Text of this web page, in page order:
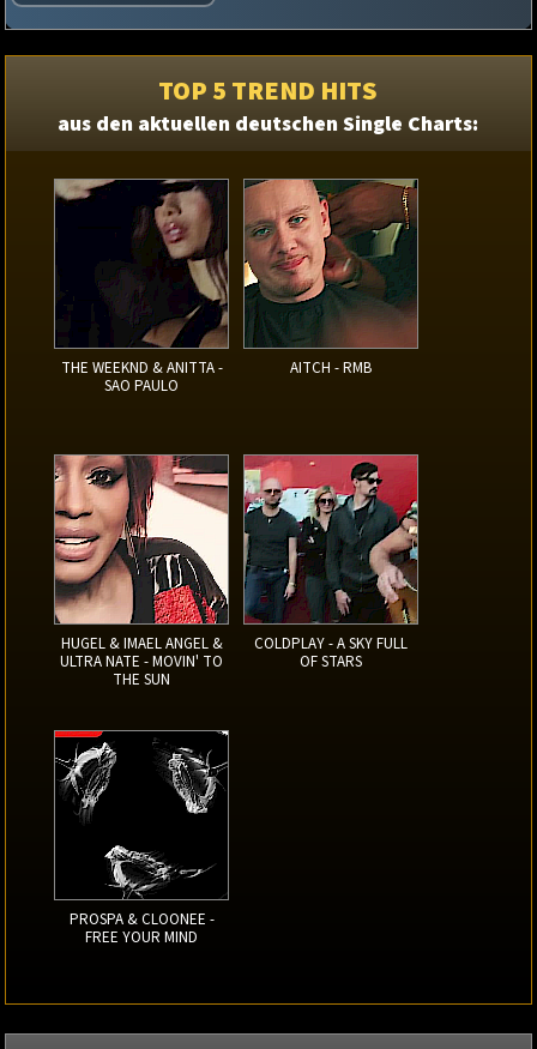
TOP 5 TREND HITS
aus den aktuellen deutschen Single Charts:
THE WEEKND & ANITTA -
SAO PAULO
AITCH - RMB
HUGEL & IMAEL ANGEL &
ULTRA NATE - MOVIN' TO
THE SUN
COLDPLAY - A SKY FULL
OF STARS
PROSPA & CLOONEE -
FREE YOUR MIND